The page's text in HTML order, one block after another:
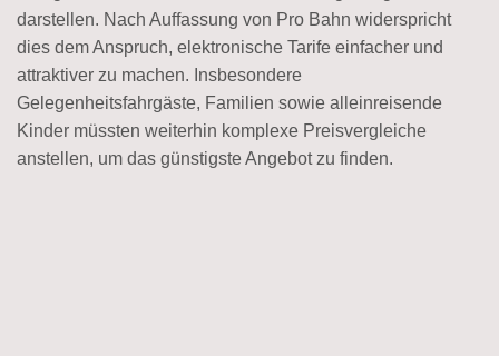
darstellen. Nach Auffassung von Pro Bahn widerspricht
dies dem Anspruch, elektronische Tarife einfacher und
attraktiver zu machen. Insbesondere
Gelegenheitsfahrgäste, Familien sowie alleinreisende
Kinder müssten weiterhin komplexe Preisvergleiche
anstellen, um das günstigste Angebot zu finden.